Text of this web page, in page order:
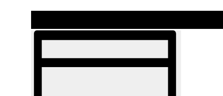
Suche
nach
Veranstaltung
Navigation